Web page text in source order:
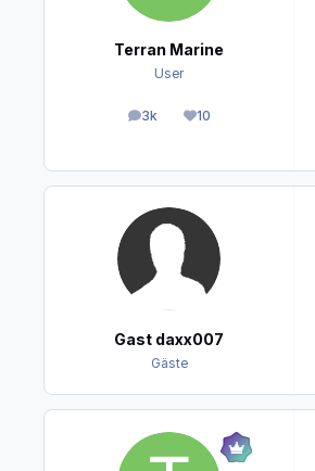
Terran Marine
User
3k
Beiträge10
Reputation
Gast daxx007
Gäste